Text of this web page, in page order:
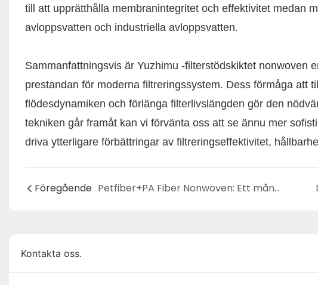
till att upprätthålla membranintegritet och effektivitet medan
avloppsvatten och industriella avloppsvatten.
Sammanfattningsvis är Yuzhimu -filterstödskiktet nonwoven
prestandan för moderna filtreringssystem. Dess förmåga att
flödesdynamiken och förlänga filterlivslängden gör den
tekniken går framåt kan vi förvänta oss att se ännu mer
driva ytterligare förbättringar av filtreringseffektivitet,
Föregående Petfiber+PA Fiber Nonwoven: Ett mångsidigt och högt prestandamaterial
Kontakta oss.